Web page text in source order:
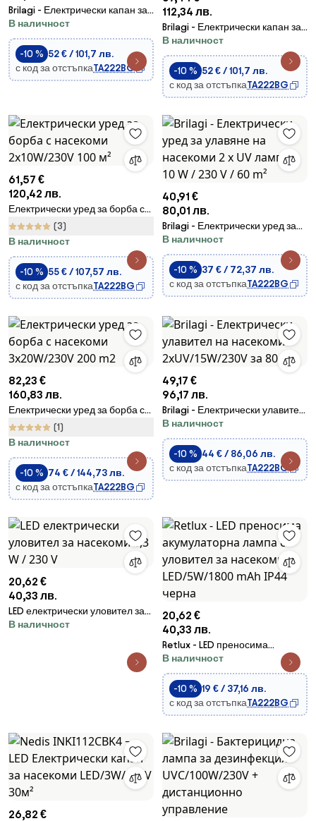
Brilagi - Електрически капан за
насекоми 2xUV/18W/230V 100
m2
В наличност
-10 % 52 € / 101,7 лв.
с код за отстъпкаTA222BG
112,34 лв.
Brilagi - Електрически капан за
насекоми 2xUV/18W/230V 100
m2 черен
В наличност
-10 % 52 € / 101,7 лв.
с код за отстъпкаTA222BG
61,57 €
120,42 лв.
Електрически уред за борба с
насекоми 2x10W/230V 100 м²
(3)
В наличност
-10 % 55 € / 107,57 лв.
с код за отстъпкаTA222BG
40,91 €
80,01 лв.
Brilagi - Електрически уред за
улавяне на насекоми 2 x UV
лампи / 10 W / 230 V / 60 m²
В наличност
-10 % 37 € / 72,37 лв.
с код за отстъпкаTA222BG
82,23 €
160,83 лв.
Електрически уред за борба с
насекоми 3x20W/230V 200 m2
(1)
В наличност
-10 % 74 € / 144,73 лв.
с код за отстъпкаTA222BG
49,17 €
96,17 лв.
Brilagi - Електрически улавител
на насекоми 2xUV/15W/230V за
80 m2
В наличност
-10 % 44 € / 86,06 лв.
с код за отстъпкаTA222BG
20,62 €
40,33 лв.
LED електрически уловител за
насекоми 3,3 W / 230 V
В наличност
20,62 €
40,33 лв.
Retlux - LED преносима
акумулаторна лампа с
уловител за насекоми
LED/5W/1800 mAh IP44 черна
В наличност
-10 % 19 € / 37,16 лв.
с код за отстъпкаTA222BG
26,82 €